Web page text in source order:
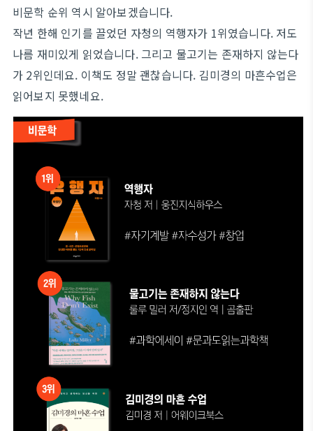
비문학 순위 역시 알아보겠습니다.
작년 한해 인기를 끌었던 자청의 역행자가 1위였습니다. 저도
나름 재미있게 읽었습니다. 그리고 물고기는 존재하지 않는다
가 2위인데요. 이책도 정말 괜찮습니다. 김미경의 마흔수업은
읽어보지 못했네요.